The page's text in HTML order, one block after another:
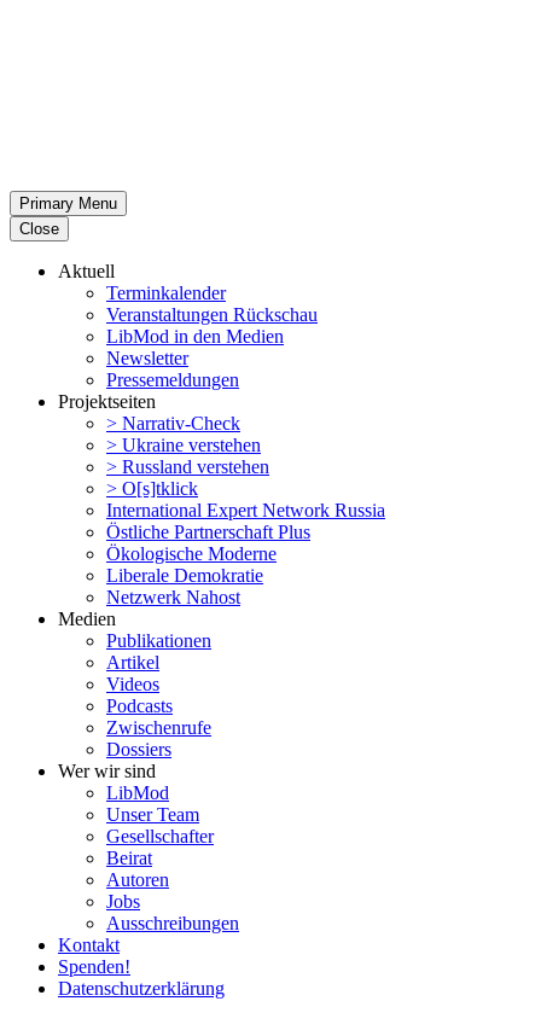
Primary Menu
Close
Aktuell
Termin­ka­lender
Veran­stal­tungen Rückschau
LibMod in den Medien
Newsletter
Presse­mel­dungen
Projekt­seiten
> Narrativ-Check
> Ukraine verstehen
> Russland verstehen
> O[s]tklick
Inter­na­tional Expert Network Russia
Östliche Partner­schaft Plus
Ökolo­gische Moderne
Liberale Demokratie
Netzwerk Nahost
Medien
Publi­ka­tionen
Artikel
Videos
Podcasts
Zwischenrufe
Dossiers
Wer wir sind
LibMod
Unser Team
Gesell­schafter
Beirat
Autoren
Jobs
Ausschrei­bungen
Kontakt
Spenden!
Daten­schutz­er­klärung